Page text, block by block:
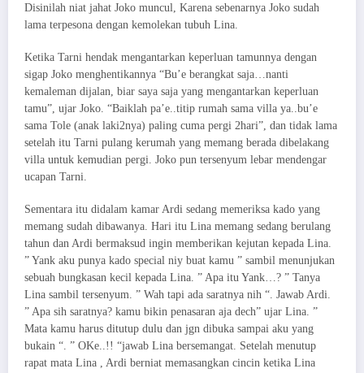
Disinilah niat jahat Joko muncul, Karena sebenarnya Joko sudah
lama terpesona dengan kemolekan tubuh Lina.
Ketika Tarni hendak mengantarkan keperluan tamunnya dengan
sigap Joko menghentikannya “Bu’e berangkat saja…nanti
kemaleman dijalan, biar saya saja yang mengantarkan keperluan
tamu”, ujar Joko. “Baiklah pa’e..titip rumah sama villa ya..bu’e
sama Tole (anak laki2nya) paling cuma pergi 2hari”, dan tidak lama
setelah itu Tarni pulang kerumah yang memang berada dibelakang
villa untuk kemudian pergi. Joko pun tersenyum lebar mendengar
ucapan Tarni.
Sementara itu didalam kamar Ardi sedang memeriksa kado yang
memang sudah dibawanya. Hari itu Lina memang sedang berulang
tahun dan Ardi bermaksud ingin memberikan kejutan kepada Lina.
” Yank aku punya kado special niy buat kamu ” sambil menunjukan
sebuah bungkasan kecil kepada Lina. ” Apa itu Yank…? ” Tanya
Lina sambil tersenyum. ” Wah tapi ada saratnya nih “. Jawab Ardi.
” Apa sih saratnya? kamu bikin penasaran aja dech” ujar Lina. ”
Mata kamu harus ditutup dulu dan jgn dibuka sampai aku yang
bukain “. ” OKe..!! “jawab Lina bersemangat. Setelah menutup
rapat mata Lina , Ardi berniat memasangkan cincin ketika Lina